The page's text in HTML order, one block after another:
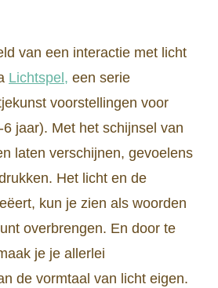
van een interactie met licht
Lichtspel, een serie
voorstellingen voor
jaar). Met het schijnsel van
laten verschijnen, gevoelens
Het licht en de
kun je zien als woorden
overbrengen. En door te
je je allerlei
de vormtaal van licht eigen.